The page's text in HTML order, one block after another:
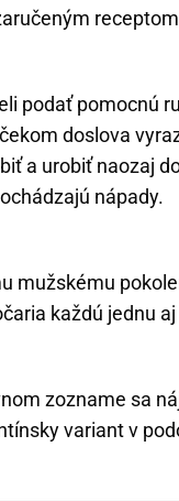
podať pomocnú
doslova
a urobiť naozaj
nápady.
mužskému
každú jednu
zozname sa
variant v